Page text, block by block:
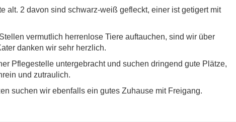
alt. 2 davon sind schwarz-weiß gefleckt, einer ist getigert mit
vermutlich herrenlose Tiere auftauchen, sind wir über
danken wir sehr herzlich.
Pflegestelle untergebracht und suchen dringend gute Plätze,
und zutraulich.
suchen wir ebenfalls ein gutes Zuhause mit Freigang.